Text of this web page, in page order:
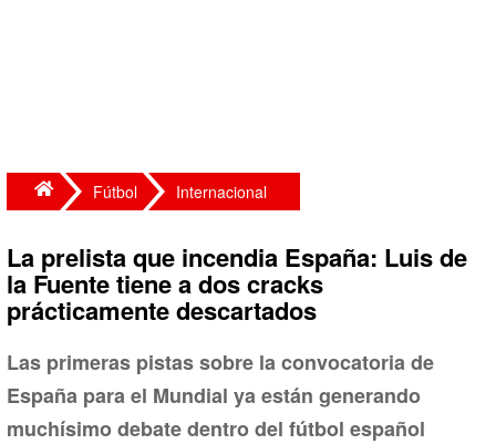
Fútbol Internacional
La prelista que incendia España: Luis de
la Fuente tiene a dos cracks
prácticamente descartados
Las primeras pistas sobre la convocatoria de
España para el Mundial ya están generando
muchísimo debate dentro del fútbol español